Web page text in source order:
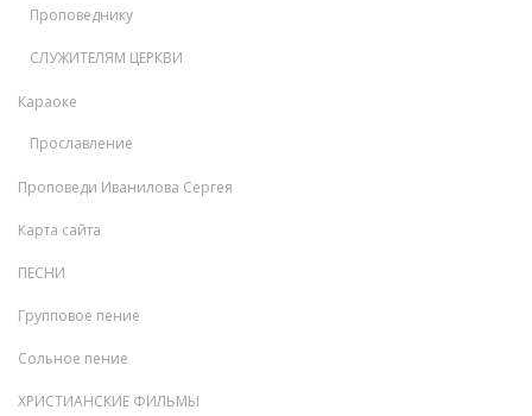
Проповеднику
СЛУЖИТЕЛЯМ ЦЕРКВИ
Караоке
Прославление
Проповеди Иванилова Сергея
Карта сайта
ПЕСНИ
Групповое пение
Сольное пение
ХРИСТИАНСКИЕ ФИЛЬМЫ